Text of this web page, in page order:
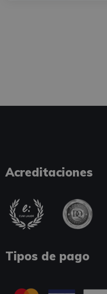
Acreditaciones
Tipos de pago